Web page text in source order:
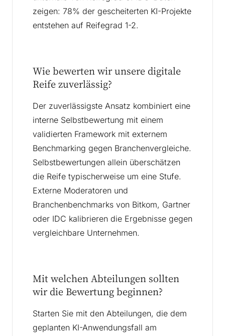
zeigen: 78% der gescheiterten KI-Projekte
entstehen auf Reifegrad 1-2.
Wie bewerten wir unsere digitale
Reife zuverlässig?
Der zuverlässigste Ansatz kombiniert eine
interne Selbstbewertung mit einem
validierten Framework mit externem
Benchmarking gegen Branchenvergleiche.
Selbstbewertungen allein überschätzen
die Reife typischerweise um eine Stufe.
Externe Moderatoren und
Branchenbenchmarks von Bitkom, Gartner
oder IDC kalibrieren die Ergebnisse gegen
vergleichbare Unternehmen.
Mit welchen Abteilungen sollten
wir die Bewertung beginnen?
Starten Sie mit den Abteilungen, die dem
geplanten KI-Anwendungsfall am